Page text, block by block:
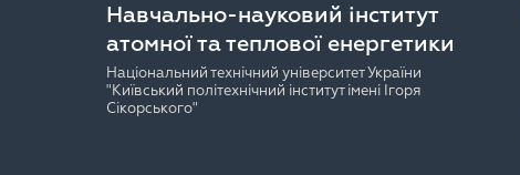
Навчально-науковий інститут
атомної та теплової енергетики
Національний технічний університет України
"Київський політехнічний інститут імені Ігоря
Сікорського"